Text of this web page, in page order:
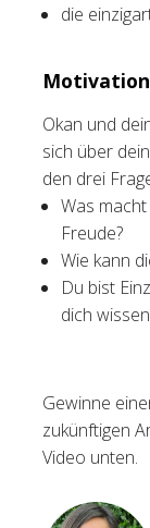
die
Okan und
sich über
den drei
Was
Freude?
Wie kann
Du bist
dich
Gewinne
zukünftigen
Video unten.